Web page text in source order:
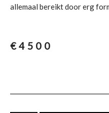
allemaal bereikt door erg
€4500